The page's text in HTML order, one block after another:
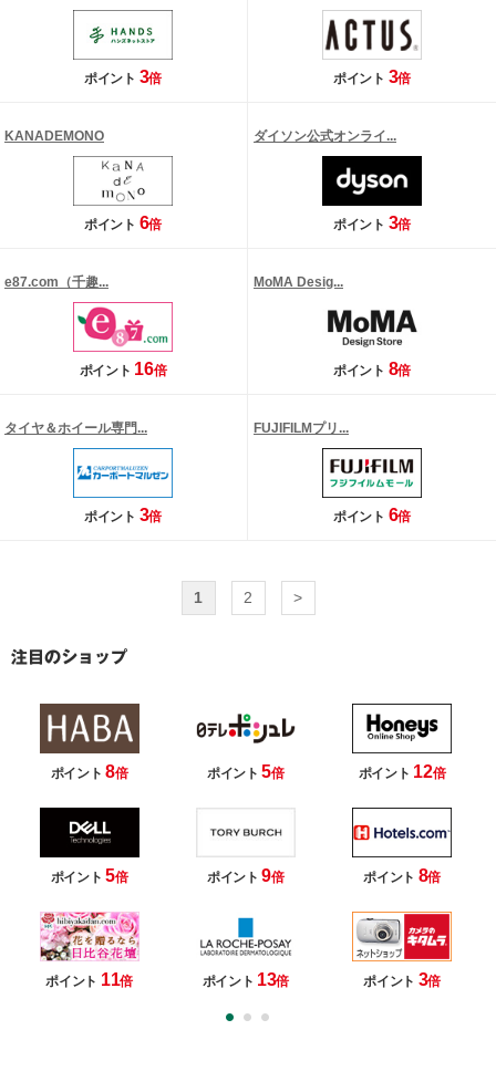
ポイント 3倍 ポイント 3倍
KANADEMONO
ポイント 6倍
ダイソン公式オンライ...
ポイント 3倍
e87.com（千趣...
ポイント 16倍
MoMA Desig...
ポイント 8倍
タイヤ＆ホイール専門...
ポイント 3倍
FUJIFILMプリ...
ポイント 6倍
1 2 >
ポイント8倍 ポイント5倍 ポイント 12倍
ポイント5倍 ポイント9倍 ポイント 8倍
ポイント 11倍 ポイント 13倍 ポイント 3倍